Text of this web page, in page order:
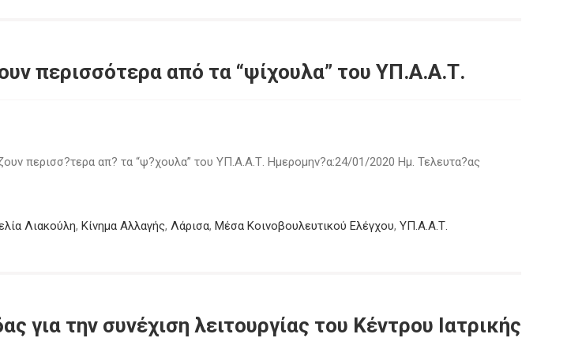
περισσότερα από τα “ψίχουλα” του ΥΠ.Α.Α.Τ.
περισσ?τερα απ? τα “ψ?χουλα” του ΥΠ.Α.Α.Τ. Ημερομην?α:24/01/2020 Ημ. Τελευτα?ας
Λιακούλη, Κίνημα Αλλαγής, Λάρισα, Μέσα Κοινοβουλευτικού Ελέγχου, ΥΠ.Α.Α.Τ.
την συνέχιση λειτουργίας του Κέντρου Ιατρικής